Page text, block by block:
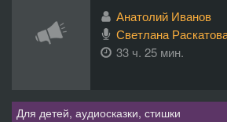
Анатолий Иванов
Светлана
33 ч. 25 мин.
Для детей, аудиосказки, стишки